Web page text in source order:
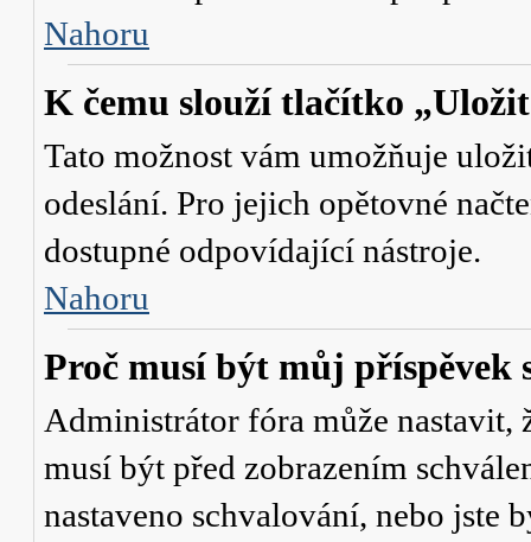
Nahoru
K čemu slouží tlačítko
Tato možnost vám umožňuje
odeslání. Pro jejich opětovné
dostupné odpovídající nástroje.
Nahoru
Proč musí být můj příspěvek
Administrátor fóra může nastavit,
musí být před zobrazením
nastaveno schvalování, nebo jste